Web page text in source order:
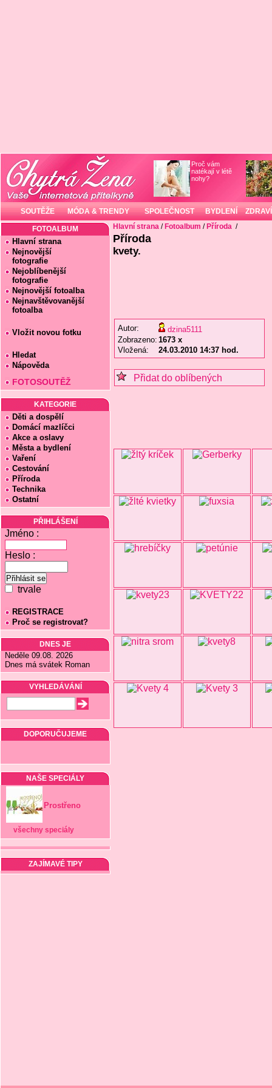
Proč vám
natékají v létě
nohy?
SOUTĚŽE MÓDA & TRENDY SPOLEČNOST BYDLENÍ ZDRAVÍ
FOTOALBUM
Hlavní strana
Nejnovější
fotografie
Nejoblíbenější
fotografie
Nejnovější fotoalba
Nejnavštěvovanější
fotoalba
Vložit novou fotku
Hledat
Nápověda
FOTOSOUTĚŽ
KATEGORIE
Děti a dospělí
Domácí mazlíčci
Akce a oslavy
Města a bydlení
Vaření
Cestování
Příroda
Technika
Ostatní
PŘIHLÁŠENÍ
Jméno :
Heslo :
trvale
REGISTRACE
Proč se registrovat?
DNES JE
Neděle 09.08. 2026
Dnes má svátek Roman
VYHLEDÁVÁNÍ
DOPORUČUJEME
NAŠE SPECIÁLY
Prostřeno
všechny speciály
ZAJÍMAVÉ TIPY
Hlavní strana / Fotoalbum / Příroda /
Příroda
kvety.
Autor:
dzina5111
Zobrazeno: 1673 x
Vložená:
24.03.2010 14:37 hod.
Přidat do oblíbených